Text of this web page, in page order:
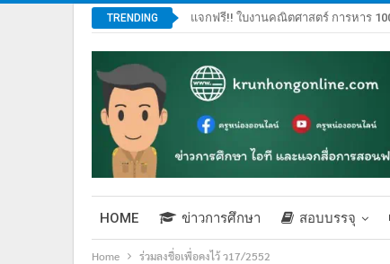
TRENDING แจกฟรี!! ใบงานคณิตศาสตร์ การหาร
HOME ข่าวการศึกษา สอบบรรจุ
Home ร่วมลงชื่อเพื่อคงไว้ ว17/2552